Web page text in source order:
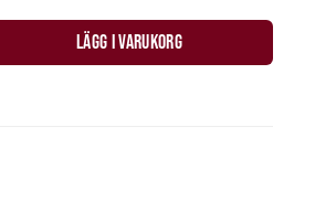
LÄGG I VARUKORG